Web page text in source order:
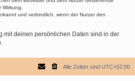
und verbindlich, wenn der Nutzer den
mit deinen persönlichen Daten sind in der
Alle Zeiten sind UTC+02:00